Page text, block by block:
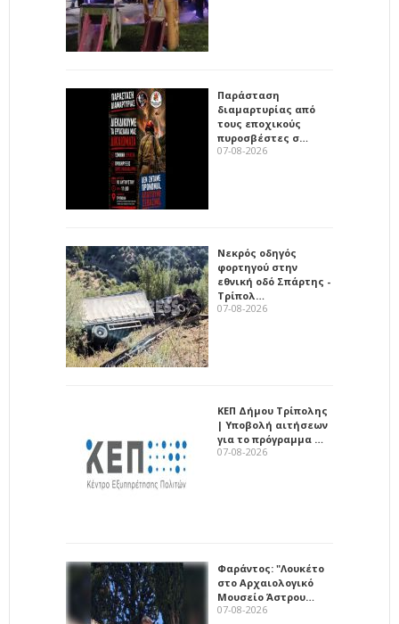
Παράσταση
διαμαρτυρίας από
τους εποχικούς
πυροσβέστες σ…
07-08-2026
Νεκρός οδηγός
φορτηγού στην
εθνική οδό Σπάρτης -
Τρίπολ…
07-08-2026
ΚΕΠ Δήμου Τρίπολης
| Υποβολή αιτήσεων
για το πρόγραμμα …
07-08-2026
Φαράντος: "Λουκέτο
στο Αρχαιολογικό
Μουσείο Άστρου…
07-08-2026